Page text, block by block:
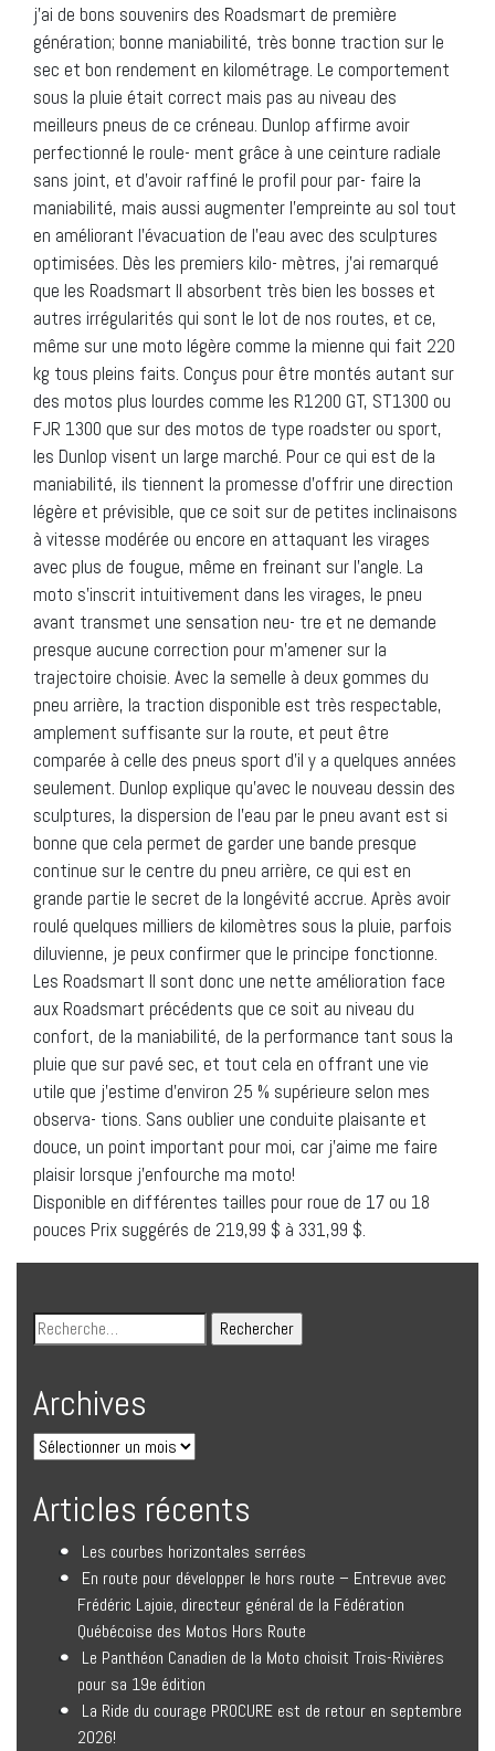
j’ai de bons souvenirs des Roadsmart de première
génération; bonne maniabilité, très bonne traction sur le
sec et bon rendement en kilométrage. Le comportement
sous la pluie était correct mais pas au niveau des
meilleurs pneus de ce créneau. Dunlop affirme avoir
perfectionné le roule- ment grâce à une ceinture radiale
sans joint, et d’avoir raffiné le profil pour par- faire la
maniabilité, mais aussi augmenter l’empreinte au sol tout
en améliorant l’évacuation de l’eau avec des sculptures
optimisées. Dès les premiers kilo- mètres, j’ai remarqué
que les Roadsmart II absorbent très bien les bosses et
autres irrégularités qui sont le lot de nos routes, et ce,
même sur une moto légère comme la mienne qui fait 220
kg tous pleins faits. Conçus pour être montés autant sur
des motos plus lourdes comme les R1200 GT, ST1300 ou
FJR 1300 que sur des motos de type roadster ou sport,
les Dunlop visent un large marché. Pour ce qui est de la
maniabilité, ils tiennent la promesse d’offrir une direction
légère et prévisible, que ce soit sur de petites inclinaisons
à vitesse modérée ou encore en attaquant les virages
avec plus de fougue, même en freinant sur l’angle. La
moto s’inscrit intuitivement dans les virages, le pneu
avant transmet une sensation neu- tre et ne demande
presque aucune correction pour m’amener sur la
trajectoire choisie. Avec la semelle à deux gommes du
pneu arrière, la traction disponible est très respectable,
amplement suffisante sur la route, et peut être
comparée à celle des pneus sport d’il y a quelques années
seulement. Dunlop explique qu’avec le nouveau dessin des
sculptures, la dispersion de l’eau par le pneu avant est si
bonne que cela permet de garder une bande presque
continue sur le centre du pneu arrière, ce qui est en
grande partie le secret de la longévité accrue. Après avoir
roulé quelques milliers de kilomètres sous la pluie, parfois
diluvienne, je peux confirmer que le principe fonctionne.
Les Roadsmart II sont donc une nette amélioration face
aux Roadsmart précédents que ce soit au niveau du
confort, de la maniabilité, de la performance tant sous la
pluie que sur pavé sec, et tout cela en offrant une vie
utile que j’estime d’environ 25 % supérieure selon mes
observa- tions. Sans oublier une conduite plaisante et
douce, un point important pour moi, car j’aime me faire
plaisir lorsque j’enfourche ma moto!
Disponible en différentes tailles pour roue de 17 ou 18
pouces Prix suggérés de 219,99 $ à 331,99 $.
Archives
Articles récents
Les courbes horizontales serrées
En route pour développer le hors route – Entrevue avec
Frédéric Lajoie, directeur général de la Fédération
Québécoise des Motos Hors Route
Le Panthéon Canadien de la Moto choisit Trois-Rivières
pour sa 19e édition
La Ride du courage PROCURE est de retour en septembre
2026!